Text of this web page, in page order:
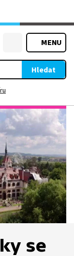
MENU
Hledat
se